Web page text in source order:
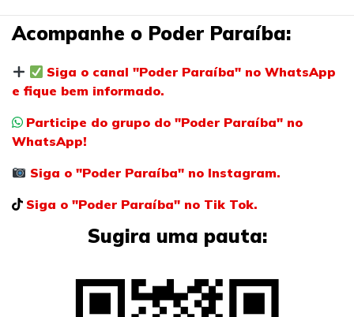
Acompanhe o Poder Paraíba:
Siga o canal "Poder Paraíba" no WhatsApp
e fique bem informado.
Participe do grupo do "Poder Paraíba" no
WhatsApp!
Siga o "Poder Paraíba" no Instagram.
Siga o "Poder Paraíba" no Tik Tok.
Sugira uma pauta: